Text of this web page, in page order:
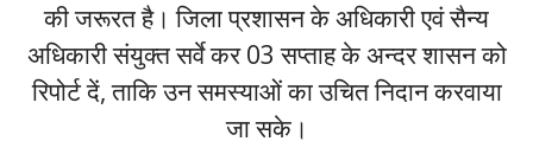
की जरूरत है। जिला प्रशासन के अधिकारी एवं सैन्य
अधिकारी संयुक्त सर्वे कर 03 सप्ताह के अन्दर शासन को
रिपोर्ट दें, ताकि उन समस्याओं का उचित निदान करवाया
जा सके।